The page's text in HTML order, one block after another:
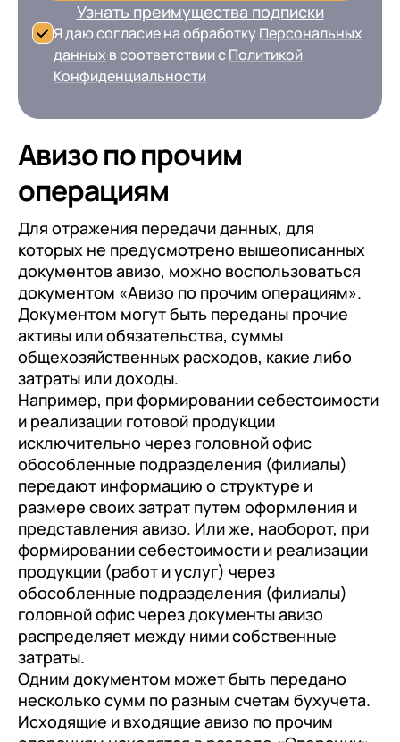
Узнать преимущества подписки
Я даю согласие на обработку Персональных
данных в соответствии сПолитикой
Конфиденциальности
Авизо по прочим
операциям
Для отражения передачи данных, для
которых не предусмотрено вышеописанных
документов авизо, можно воспользоваться
документом «Авизо по прочим операциям».
Документом могут быть переданы прочие
активы или обязательства, суммы
общехозяйственных расходов, какие либо
затраты или доходы.
Например, при формировании себестоимости
и реализации готовой продукции
исключительно через головной офис
обособленные подразделения (филиалы)
передают информацию о структуре и
размере своих затрат путем оформления и
представления авизо. Или же, наоборот, при
формировании себестоимости и реализации
продукции (работ и услуг) через
обособленные подразделения (филиалы)
головной офис через документы авизо
распределяет между ними собственные
затраты.
Одним документом может быть передано
несколько сумм по разным счетам бухучета.
Исходящие и входящие авизо по прочим